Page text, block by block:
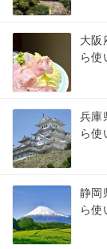
大阪
ら使
兵庫
ら使
静岡
ら使